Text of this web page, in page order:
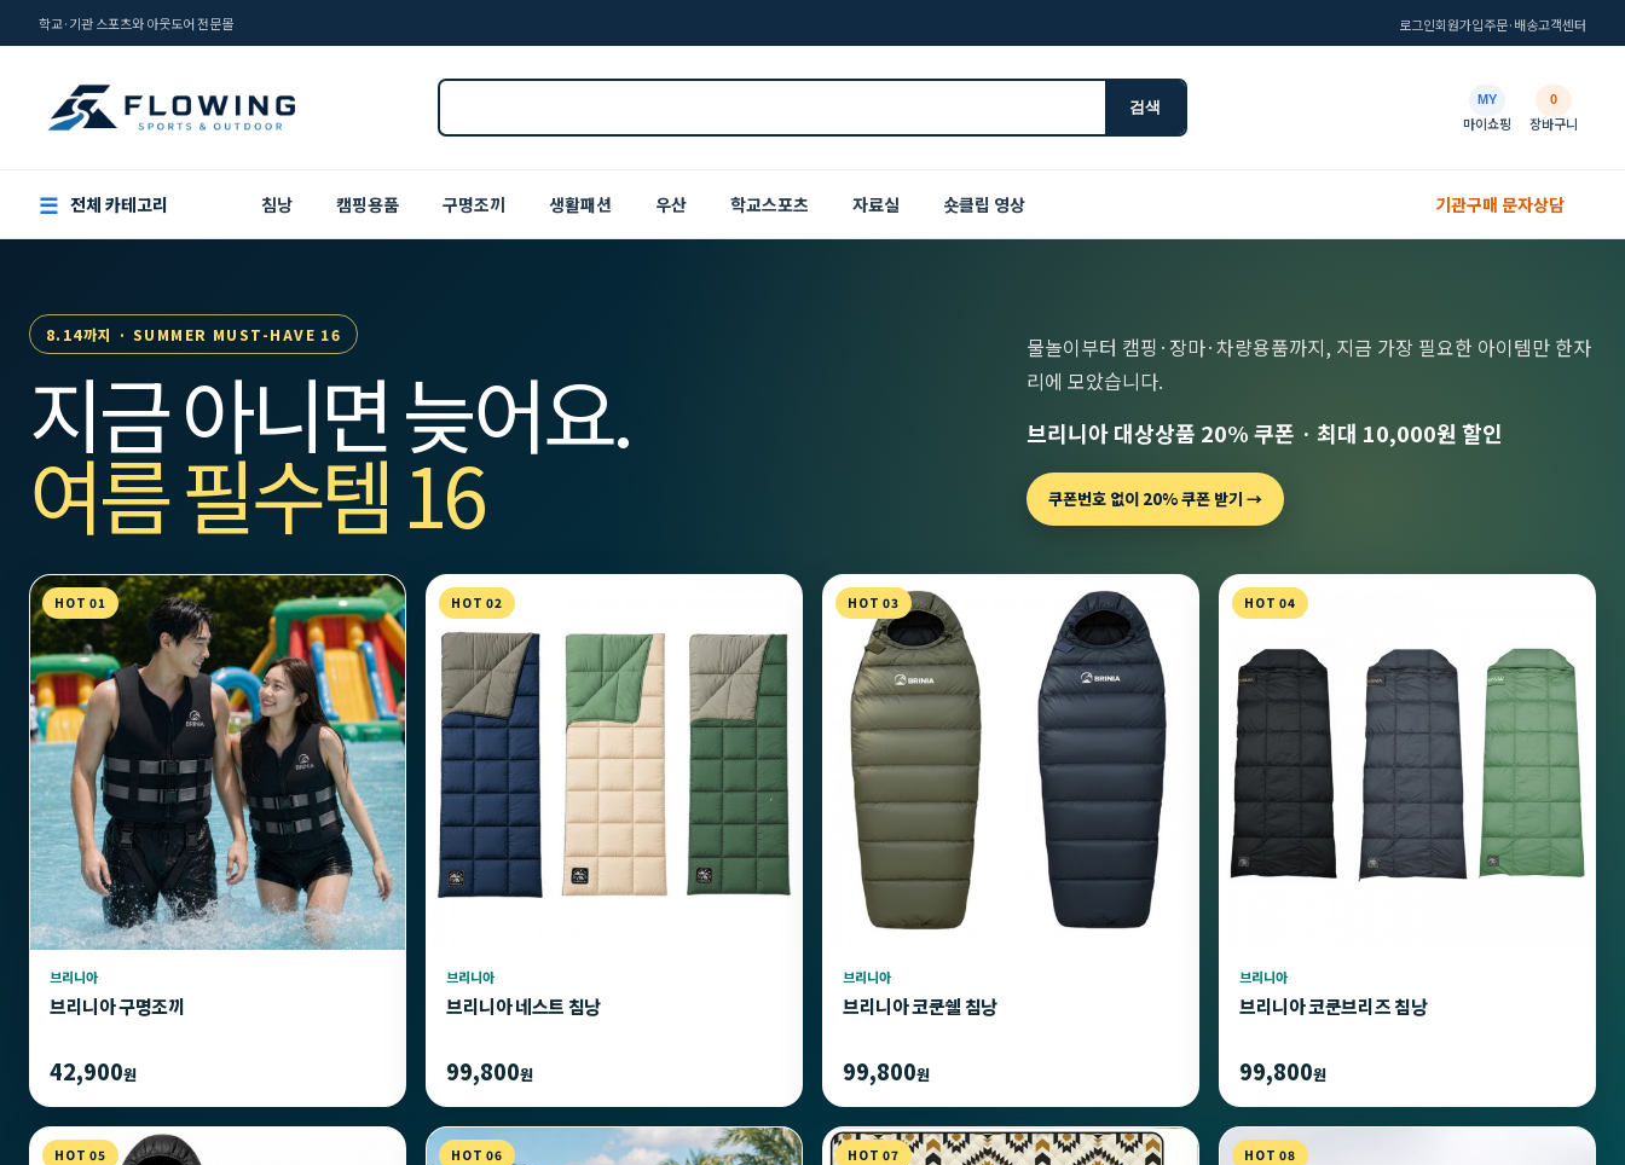
학교·기관 스포츠와 아웃도어 전문몰 로그인회원가입주문·배송고객센터
검색 MY
마이쇼핑
0
장바구니
☰ 전체 카테고리 침낭 캠핑용품 구명조끼 생활패션 우산 학교스포츠 자료실 숏클립 영상 기관구매 문자상담
8.14까지 · SUMMER MUST-HAVE 16
지금 아니면 늦어요.
여름 필수템 16
물놀이부터 캠핑·장마·차량용품까지, 지금 가장 필요한 아이템만 한자
리에 모았습니다.
브리니아 대상상품 20% 쿠폰 · 최대 10,000원 할인
쿠폰번호 없이 20% 쿠폰 받기 →
HOT 01
브리니아
브리니아 구명조끼
42,900원
HOT 02
브리니아
브리니아 네스트 침낭
99,800원
HOT 03
브리니아
브리니아 코쿤쉘 침낭
99,800원
HOT 04
브리니아
브리니아 코쿤브리즈 침낭
99,800원
HOT 05 HOT 06 HOT 07 HOT 08